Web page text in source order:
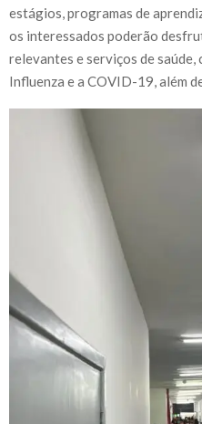
estágios, programas de
os interessados poderão
relevantes e serviços de saúde,
Influenza e a COVID-19, além